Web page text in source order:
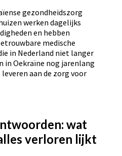
gezondheidszorg
werken dagelijks
en hebben
medische
in Nederland niet langer
in Oekraïne nog jarenlang
aan de zorg voor
wat
verloren lijkt